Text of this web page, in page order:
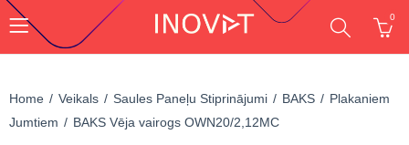
0
Home Veikals Saules Paneļu Stiprinājumi BAKS
Plakaniem
Jumtiem
BAKS Vēja vairogs OWN20/2,12MC